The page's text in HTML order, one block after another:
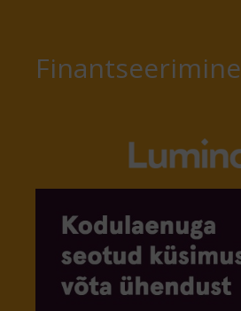
Finantseerimine